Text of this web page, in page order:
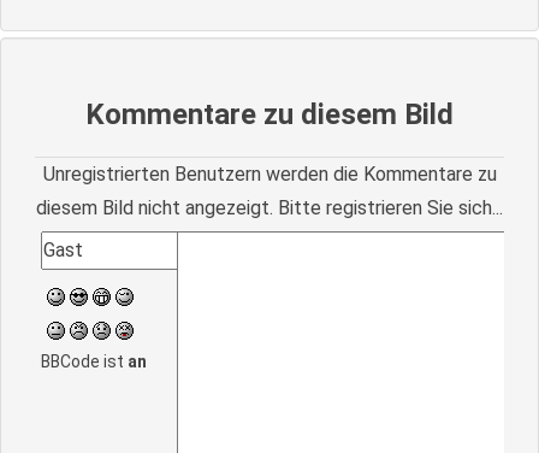
Kommentare zu diesem Bild
Unregistrierten Benutzern werden die Kommentare zu
diesem Bild nicht angezeigt. Bitte registrieren Sie sich...
BBCode ist an